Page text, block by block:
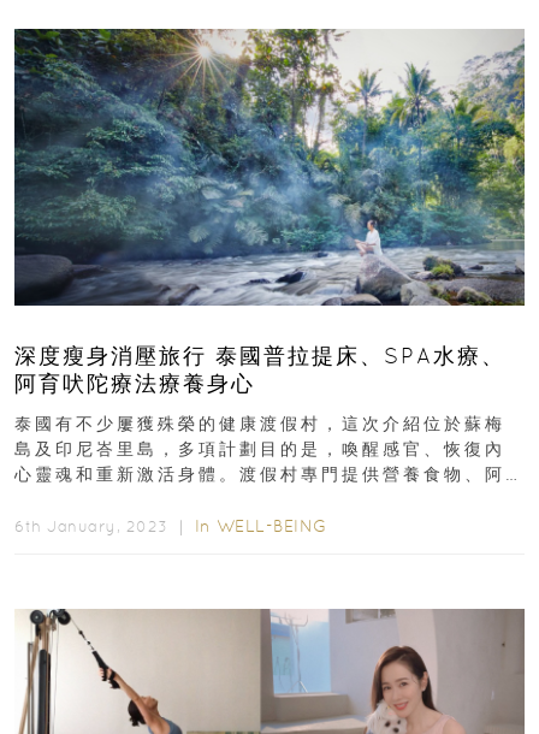
深度瘦身消壓旅行 泰國普拉提床、SPA水療、
阿育吠陀療法療養身心
泰國有不少屢獲殊榮的健康渡假村，這次介紹位於蘇梅
島及印尼峇里島，多項計劃目的是，喚醒感官、恢復內
心靈魂和重新激活身體。渡假村專門提供營養食物、阿
好...
6th January, 2023 ｜ In WELL-BEING